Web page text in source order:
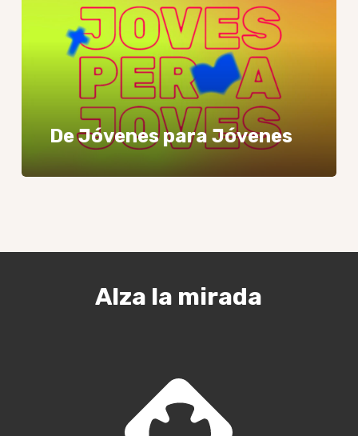
De Jóvenes para Jóvenes
Alza la mirada